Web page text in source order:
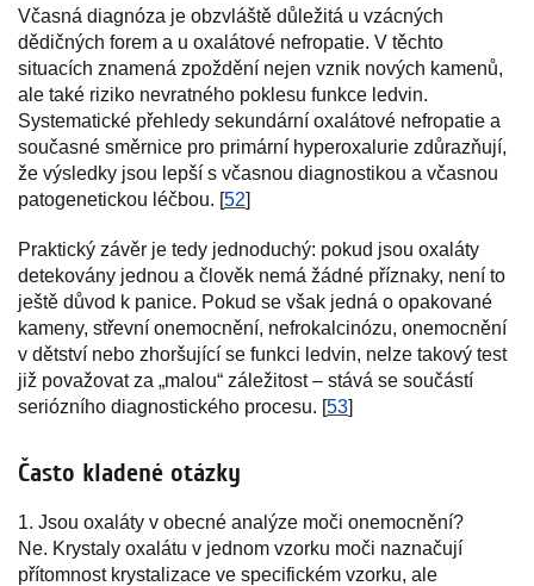
Včasná diagnóza je obzvláště důležitá u vzácných
dědičných forem a u oxalátové nefropatie. V těchto
situacích znamená zpoždění nejen vznik nových kamenů,
ale také riziko nevratného poklesu funkce ledvin.
Systematické přehledy sekundární oxalátové nefropatie a
současné směrnice pro primární hyperoxalurie zdůrazňují,
že výsledky jsou lepší s včasnou diagnostikou a včasnou
patogenetickou léčbou. [52]
Praktický závěr je tedy jednoduchý: pokud jsou oxaláty
detekovány jednou a člověk nemá žádné příznaky, není to
ještě důvod k panice. Pokud se však jedná o opakované
kameny, střevní onemocnění, nefrokalcinózu, onemocnění
v dětství nebo zhoršující se funkci ledvin, nelze takový test
již považovat za „malou“ záležitost – stává se součástí
seriózního diagnostického procesu. [53]
Často kladené otázky
1. Jsou oxaláty v obecné analýze moči onemocnění?
Ne. Krystaly oxalátu v jednom vzorku moči naznačují
přítomnost krystalizace ve specifickém vzorku, ale